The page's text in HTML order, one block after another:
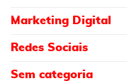
Marketing Digital
Redes Sociais
Sem categoria